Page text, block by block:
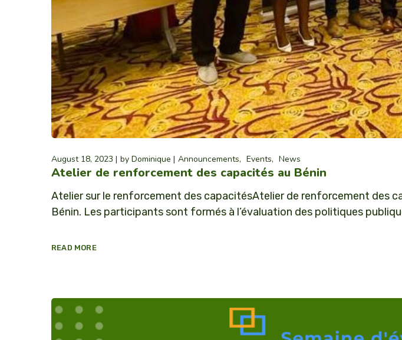
August 18, 2023 by Dominique Announcements Events News
Atelier de renforcement des capacités au Bénin
Atelier sur le renforcement des capacitésAtelier de renforcement des
Bénin. Les participants sont formés à l’évaluation des politiques
READ MORE